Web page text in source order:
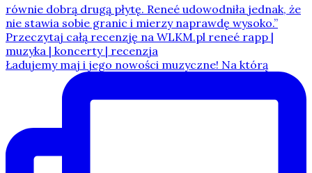
Ładujemy maj i jego nowości muzyczne! Na którą